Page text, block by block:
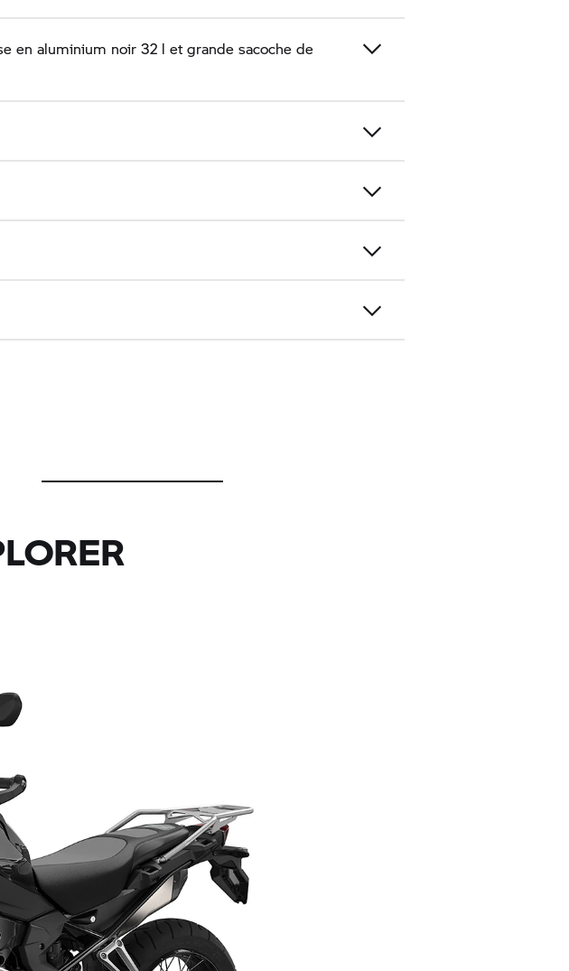
en aluminium noir 32 l et grande sacoche de